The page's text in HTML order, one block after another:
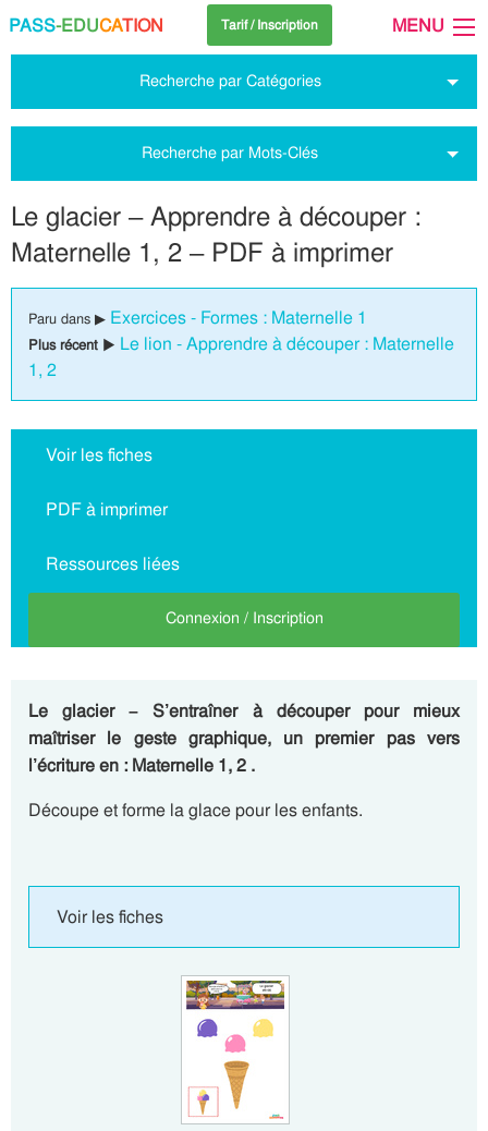
PASS-EDUCATION Tarif / Inscription MENU
Recherche par Catégories
Recherche par Mots-Clés
Le glacier – Apprendre à découper :
Maternelle 1, 2 – PDF à imprimer
Paru dans ▶ Exercices - Formes : Maternelle 1
Plus récent ▶ Le lion - Apprendre à découper : Maternelle
1, 2
Voir les fiches
PDF à imprimer
Ressources liées
Connexion / Inscription
Le glacier – S’entraîner à découper pour mieux
maîtriser le geste graphique, un premier pas vers
l’écriture en : Maternelle 1, 2 .
Découpe et forme la glace pour les enfants.
Voir les fiches